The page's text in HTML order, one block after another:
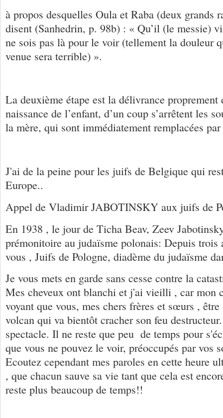
à propos desquelles Oula et Raba (deux grands
disent (Sanhedrin, p. 98b) : « Qu’il (le messie)
ne sois pas là pour le voir (tellement la douleur
venue sera terrible) ».
La deuxième étape est la délivrance
naissance de l’enfant, d’un coup s’arrêtent les
la mère, qui sont immédiatement remplacées
J'ai de la peine pour les juifs de Belgique qui
Europe..
Appel de Vladimir JABOTINSKY aux juifs de
En 1938 , le jour de Ticha Beav, Zeev
prémonitoire au judaïsme polonais: Depuis trois
vous , Juifs de Pologne, diadème du judaïsme
Je vous mets en garde sans cesse contre la
Mes cheveux ont blanchi et j'ai vieilli , car mon
voyant que vous, mes chers frères et sœurs , être
volcan qui va bientôt cracher son feu
spectacle. Il ne reste que peu de temps pour
que vous ne pouvez le voir, préoccupés par vos
Ecoutez cependant mes paroles en cette heure
, que chacun sauve sa vie tant que cela est
reste plus beaucoup de temps!!